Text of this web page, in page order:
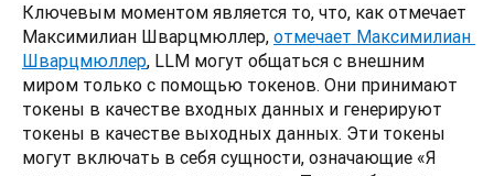
Ключевым моментом является то, что, как отмечает
Максимилиан Шварцмюллер, отмечает Максимилиан
Шварцмюллер, LLM могут общаться с внешним
миром только с помощью токенов. Они принимают
токены в качестве входных данных и генерируют
токены в качестве выходных данных. Эти токены
могут включать в себя сущности, означающие «Я